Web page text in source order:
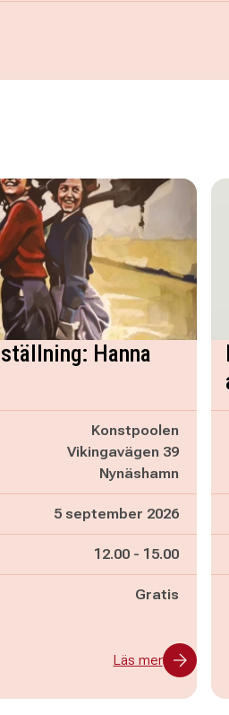
Hanna
Konstpoolen
Vikingavägen 39
Nynäshamn
5 september 2026
Pågår mellan
12.00 - och
15.00
Gratis
Läs mer